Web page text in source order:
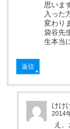
思いま
入った
変わり
袋谷先
生本当
返信
けけ
2014
え、